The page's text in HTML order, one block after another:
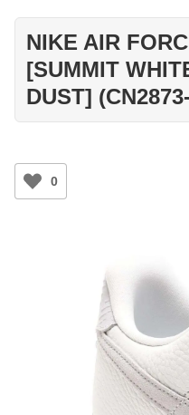
NIKE AIR
[SUMMIT
DUST]
0